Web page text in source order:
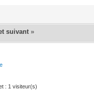
suivant »
: 1 visiteur(s)